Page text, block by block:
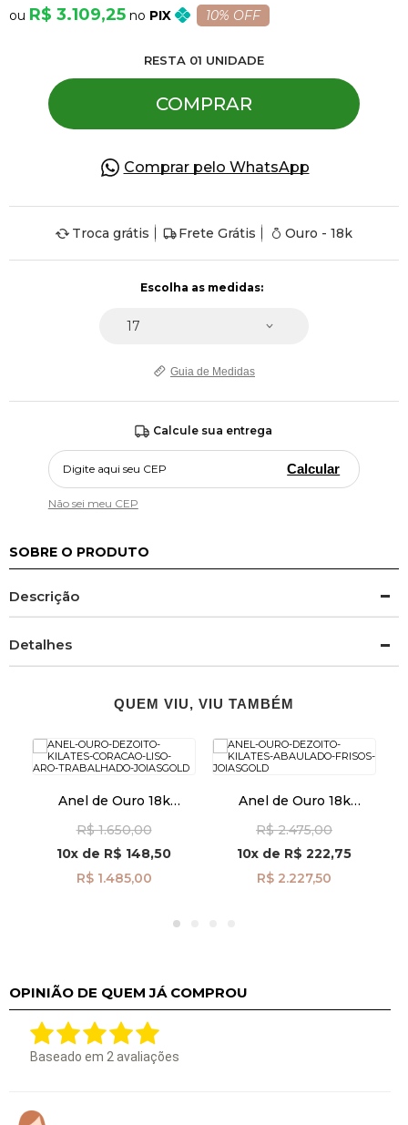
R$ 3.109,25 PIX 10% OFF
RESTA 01 UNIDADE
COMPRAR
Comprar pelo WhatsApp
Troca grátis Frete Grátis Ouro - 18k
Guia de Medidas
Calcule sua entrega
Calcular
Não sei meu CEP
SOBRE O PRODUTO
Descrição
Detalhes
QUEM VIU, VIU TAMBÉM
Anel de Ouro 18k
Trabalhado an41955
R$ 1.650,00
10x de R$ 148,50
R$ 1.485,00
Anel de Ouro 18k
an41868
R$ 2.475,00
10x de R$ 222,75
R$ 2.227,50
OPINIÃO DE QUEM JÁ COMPROU
Baseado em 2avaliações
Piercing
Pedras Preciosas
Presente
OFERTAS